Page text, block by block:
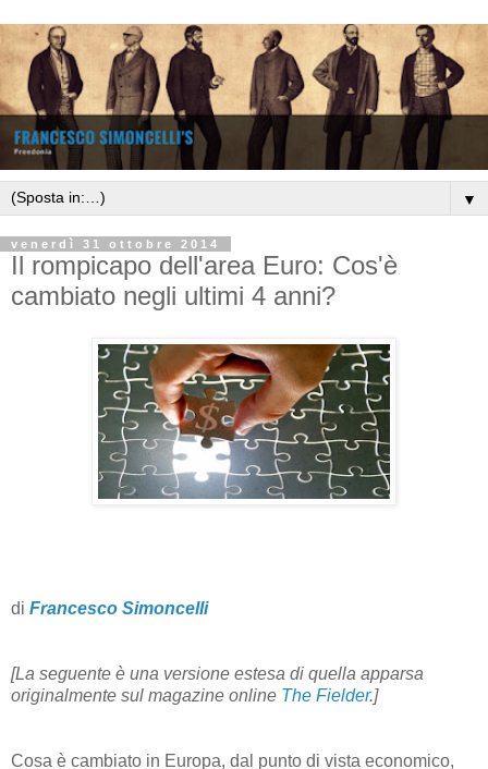
▼
venerdì 31 ottobre 2014
Il rompicapo dell'area Euro: Cos'è
cambiato negli ultimi 4 anni?
di Francesco Simoncelli
[La seguente è una versione estesa di quella apparsa
originalmente sul magazine online The Fielder.]
Cosa è cambiato in Europa, dal punto di vista economico,